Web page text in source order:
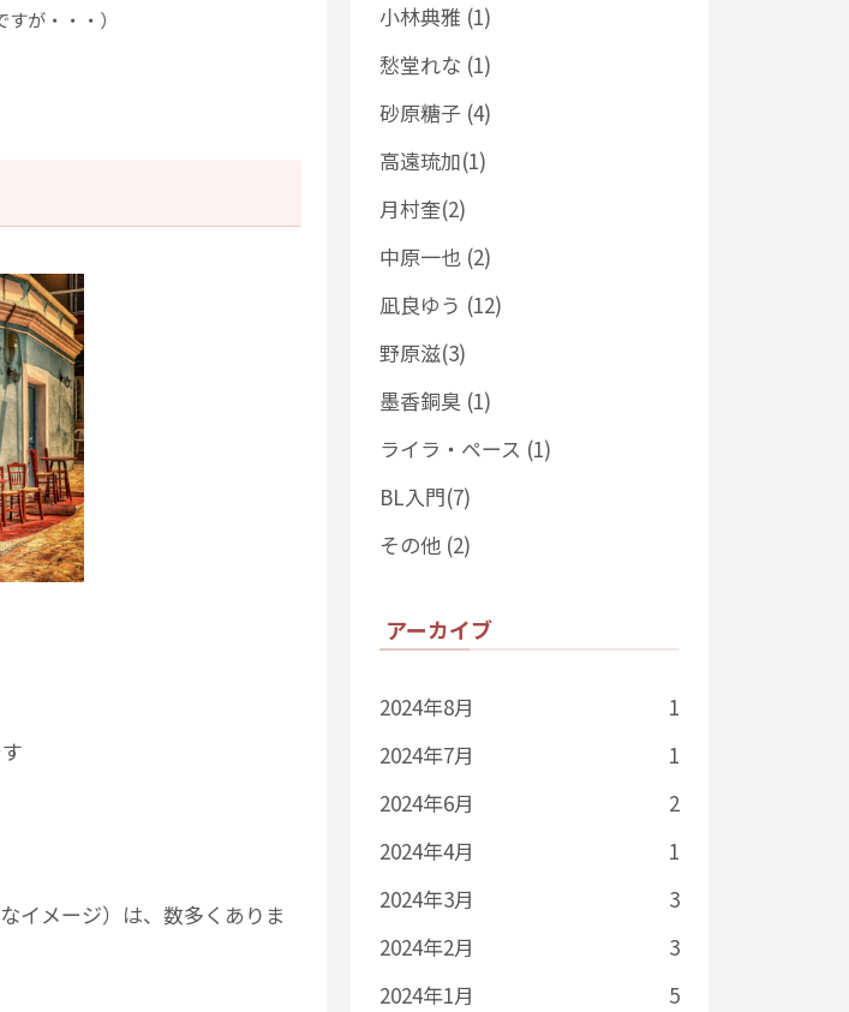
が・・・）
イメージ）は、数多くありま
小林典雅 (1)
愁堂れな (1)
砂原糖子 (4)
高遠琉加(1)
月村奎(2)
中原一也 (2)
凪良ゆう (12)
野原滋(3)
墨香銅臭 (1)
ライラ・ペース (1)
BL入門(7)
その他 (2)
アーカイブ
2024年8月
1
2024年7月
1
2024年6月
2
2024年4月
1
2024年3月
3
2024年2月
3
2024年1月
5